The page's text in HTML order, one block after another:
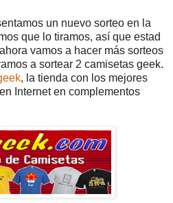
un nuevo sorteo en la
que lo tiramos, así que estad
vamos a hacer más sorteos
a sortear 2 camisetas geek.
, la tienda con los mejores
Internet en complementos